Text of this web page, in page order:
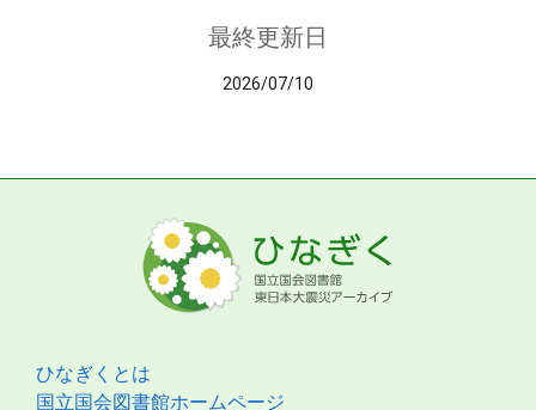
最終更新日
2026/07/10
ひなぎくとは
国立国会図書館ホームページ